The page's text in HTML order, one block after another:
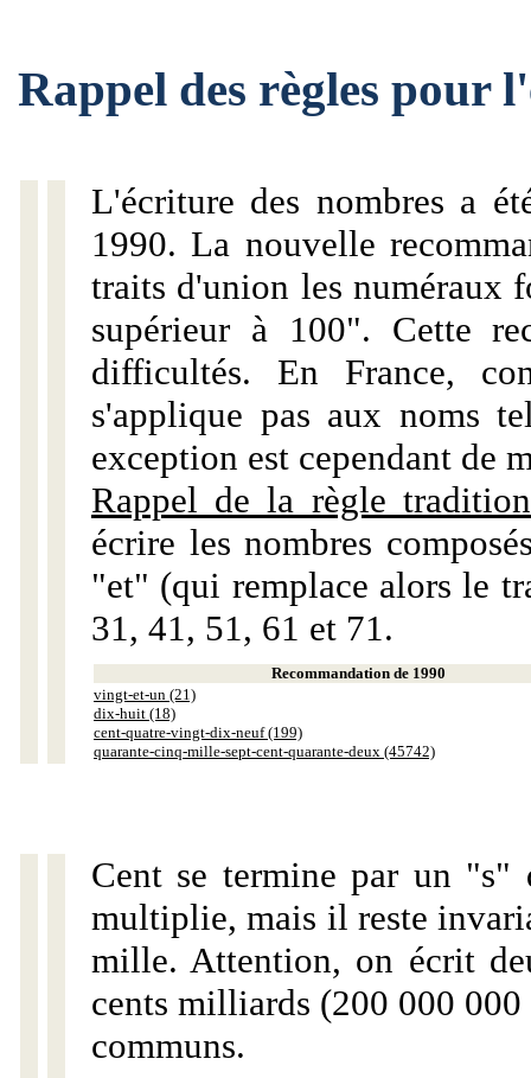
Rappel des règles pour
L'écriture des nombres a
1990. La nouvelle
traits d'union les numéraux
supérieur à 100". Cette
difficultés. En France,
s'applique pas aux noms
exception est cependant de
Rappel de la règle
écrire les nombres
"et" (qui remplace alors le
31, 41, 51, 61 et 71.
Recommandation de 1990
vingt-et-un (21)
dix-huit (18)
cent-quatre-vingt-dix-neuf (199)
quarante-cinq-mille-sept-cent-quarante-deux (45742)
Cent se termine par un "s"
multiplie, mais il reste
mille. Attention, on écrit
cents milliards (200 000
communs.